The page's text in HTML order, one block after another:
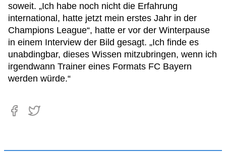
soweit. „Ich habe noch nicht die Erfahrung
international, hatte jetzt mein erstes Jahr in der
Champions League“, hatte er vor der Winterpause
in einem Interview der Bild gesagt. „Ich finde es
unabdingbar, dieses Wissen mitzubringen, wenn ich
irgendwann Trainer eines Formats FC Bayern
werden würde.“